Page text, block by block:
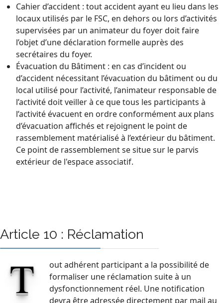
Cahier d’accident : tout accident ayant eu lieu dans les
locaux utilisés par le FSC, en dehors ou lors d’activités
supervisées par un animateur du foyer doit faire
l’objet d’une déclaration formelle auprès des
secrétaires du foyer.
Évacuation du Bâtiment : en cas d’incident ou
d’accident nécessitant l’évacuation du bâtiment ou du
local utilisé pour l’activité, l’animateur responsable de
l’activité doit veiller à ce que tous les participants à
l’activité évacuent en ordre conformément aux plans
d’évacuation affichés et rejoignent le point de
rassemblement matérialisé à l’extérieur du bâtiment.
Ce point de rassemblement se situe sur le parvis
extérieur de l'espace associatif.
Article 10 : Réclamation
T
out adhérent participant a la possibilité de
formaliser une réclamation suite à un
dysfonctionnement réel. Une notification
devra être adressée directement par mail au